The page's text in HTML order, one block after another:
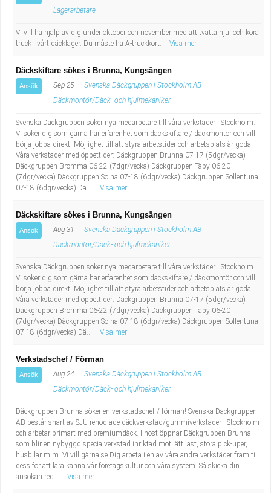
Lagerarbetare
Vi vill ha hjälp av dig under oktober och november med att tvätta hjul och köra
truck i vårt däcklager. Du måste ha A-truckkort.
Visa mer
Däckskiftare sökes i Brunna, Kungsängen
Ansök Sep 25
Svenska Däckgruppen i Stockholm AB
Däckmontör/Däck- och hjulmekaniker
Svenska Däckgruppen söker nya medarbetare till våra verkstäder i Stockholm.
Vi söker dig som gärna har erfarenhet som däckskiftare / däckmontör och vill
börja jobba direkt! Möjlighet till att styra arbetstider och arbetsplats är goda.
Våra verkstäder med öppettider: Däckgruppen Brunna 07-17 (5dgr/vecka)
Däckgruppen Bromma 06-22 (7dgr/vecka) Däckgruppen Täby 06-20
(7dgr/vecka) Däckgruppen Solna 07-18 (6dgr/vecka) Däckgruppen Sollentuna
07-18 (6dgr/vecka) Dä...
Visa mer
Däckskiftare sökes i Brunna, Kungsängen
Ansök Aug 31
Svenska Däckgruppen i Stockholm AB
Däckmontör/Däck- och hjulmekaniker
Svenska Däckgruppen söker nya medarbetare till våra verkstäder i Stockholm.
Vi söker dig som gärna har erfarenhet som däckskiftare / däckmontör och vill
börja jobba direkt! Möjlighet till att styra arbetstider och arbetsplats är goda.
Våra verkstäder med öppettider: Däckgruppen Brunna 07-17 (5dgr/vecka)
Däckgruppen Bromma 06-22 (7dgr/vecka) Däckgruppen Täby 06-20
(7dgr/vecka) Däckgruppen Solna 07-18 (6dgr/vecka) Däckgruppen Sollentuna
07-18 (6dgr/vecka) Dä...
Visa mer
Verkstadschef / Förman
Ansök Aug 24
Svenska Däckgruppen i Stockholm AB
Däckmontör/Däck- och hjulmekaniker
Däckgruppen Brunna söker en verkstadschef / förman! Svenska Däckgruppen
AB består snart av SJU renodlade däckverkstad/gummiverkstäder i Stockholm
och arbetar primärt med premiumdäck. I höst öppnar Däckgruppen Brunna
som blir en nybyggd specialverkstad inriktad mot lätt last, stora pick-uper,
husbilar m.m. Vi vill gärna se Dig arbeta i en av våra andra verkstäder fram till
dess för att lära känna vår företagskultur och våra system. Så skicka din
ansökan red...
Visa mer